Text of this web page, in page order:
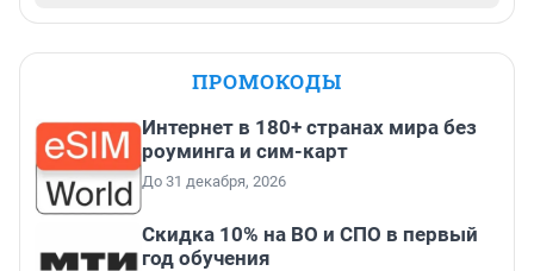
ПРОМОКОДЫ
Интернет в 180+ странах мира без
роуминга и сим-карт
До 31 декабря, 2026
Скидка 10% на ВО и СПО в первый
год обучения